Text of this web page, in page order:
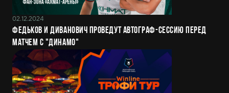
02.12.2024
Федьков и Диванович проведут автограф-сессию перед
матчем с "Динамо"